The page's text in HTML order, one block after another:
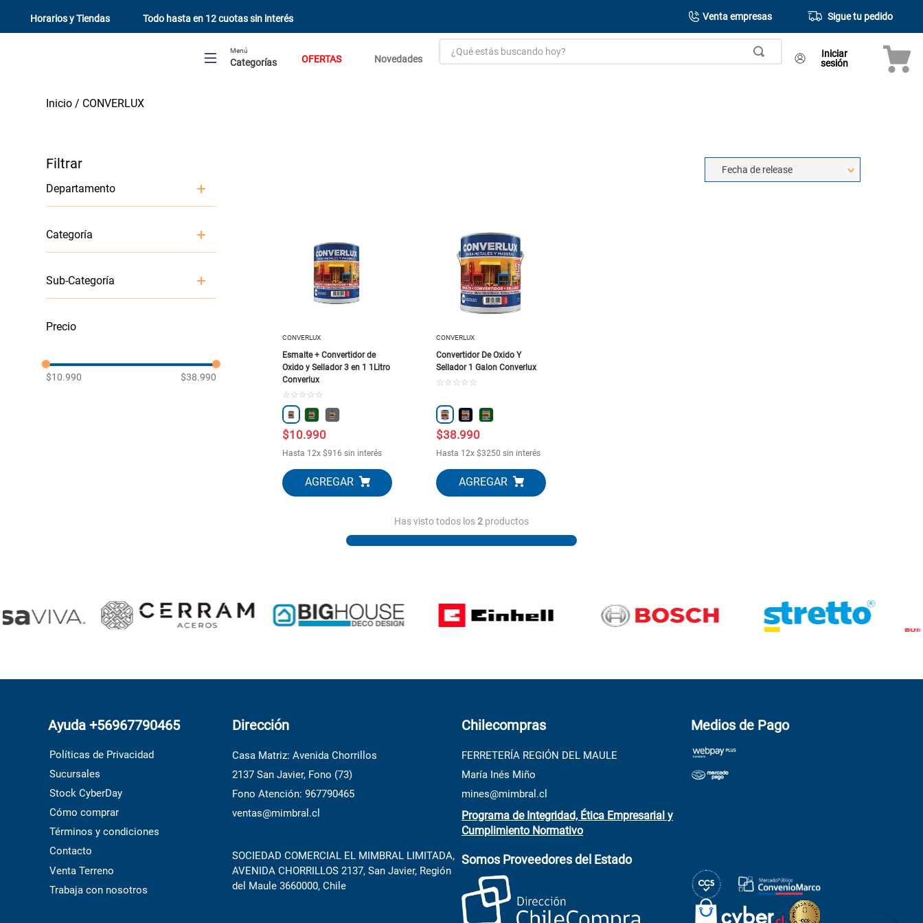
Horarios y Tiendas Todo hasta en 12 cuotas sin interés Venta empresas Sigue tu pedido
Menú
Categorías OFERTAS Novedades
¿Qué estás buscando hoy?
Iniciar
sesión
CONVERLUX
Departamento
Categoría
Sub-Categoría
$10.990 $38.990
Fecha de release
CONVERLUX
Esmalte + Convertidor de
Oxido y Sellador 3 en 1 1Litro
Converlux
☆ ☆ ☆ ☆ ☆
$10.990
Hasta 12x$916 sin interés
CONVERLUX
Convertidor De Oxido Y
Sellador 1 Galon Converlux
☆ ☆ ☆ ☆ ☆
$38.990
Hasta 12x$3250 sin interés
Has visto todos los2 productos
Ayuda +56967790465
Políticas de Privacidad
Sucursales
Stock CyberDay
Cómo comprar
Términos y condiciones
Contacto
Venta Terreno
Trabaja con nosotros
Dirección
Casa Matriz: Avenida Chorrillos
2137 San Javier, Fono (73)
Fono Atención: 967790465
ventas@mimbral.cl
SOCIEDAD COMERCIAL EL MIMBRAL LIMITADA,
AVENIDA CHORRILLOS 2137, San Javier, Región
del Maule 3660000, Chile
Chilecompras
FERRETERÍA REGIÓN DEL MAULE
María Inés Miño
mines@mimbral.cl
Programa de Integridad, Ética Empresarial y
Cumplimiento Normativo
Somos Proveedores del Estado
Medios de Pago
puerta
generador
porcelanato
puertas